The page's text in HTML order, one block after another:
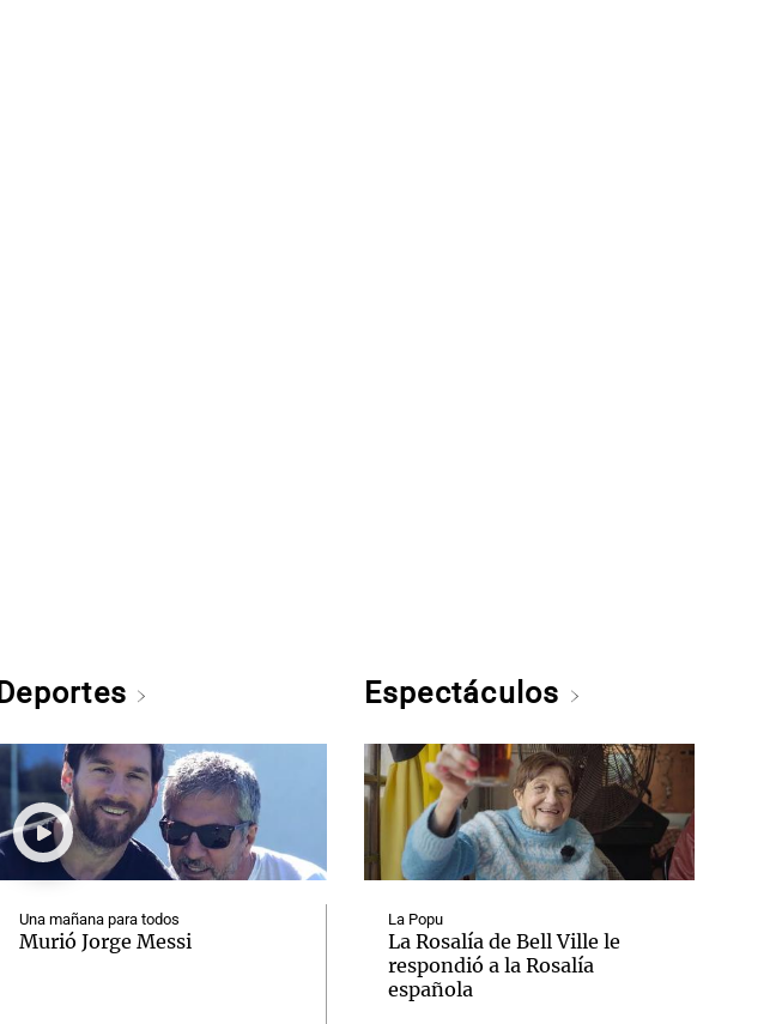
Deportes
Una mañana para todos
Murió Jorge Messi
Espectáculos
La Popu
La Rosalía de Bell Ville le
respondió a la Rosalía
española